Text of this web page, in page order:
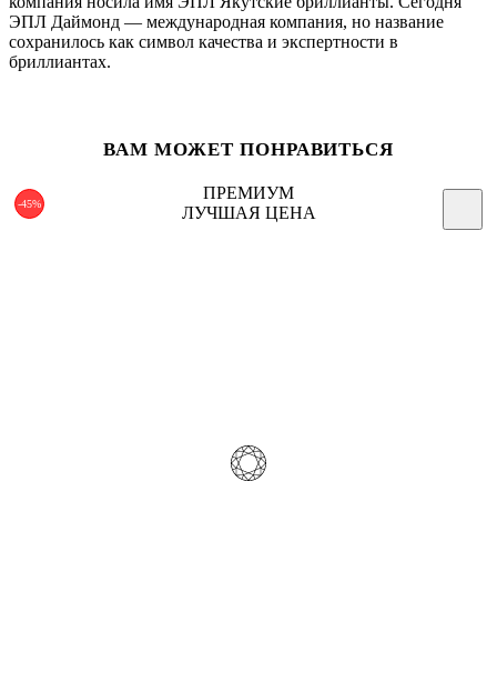
ЭПЛ Даймонд — международная компания, но название
сохранилось как символ качества и экспертности в
бриллиантах.
ВАМ МОЖЕТ ПОНРАВИТЬСЯ
-45%
ПРЕМИУМ
ЛУЧШАЯ ЦЕНА